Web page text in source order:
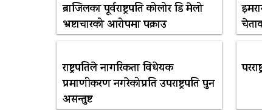
ब्राजिलका पूर्वराष्ट्रपति कोलोर डि मेलो
भ्रष्टाचारको आरोपमा पक्राउ
राष्ट्रपतिले नागरिकता विधेयक
प्रमाणीकरण नगरेकोप्रति उपराष्ट्रपति पुन
असन्तुष्ट